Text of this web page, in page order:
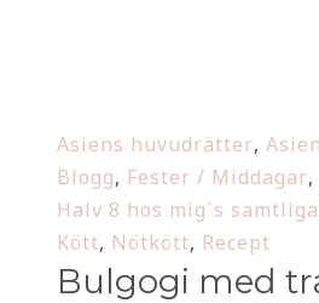
Asiens huvudrätter,
Blogg, Fester / Middagar,
Halv 8 hos mig´s
Kött, Nötkött, Recept
Bulgogi med